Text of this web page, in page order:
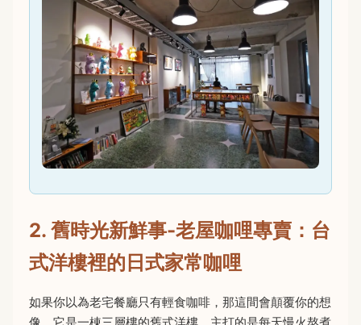
2. 舊時光新鮮事-老屋咖哩專賣：台
式洋樓裡的日式家常咖哩
如果你以為老宅餐廳只有輕食咖啡，那這間會顛覆你的想